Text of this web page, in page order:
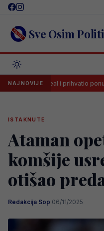
Skip
content Sve Osim
NAJNOVIJE
Real i prihvatio ponudu Barce,
ISTAKNUTE
Ataman
komšije
otišao
Redakcija Sop·06/11/2025